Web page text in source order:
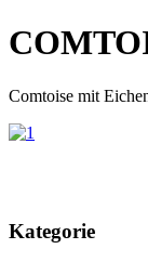
Comtoise mit
Kategorie